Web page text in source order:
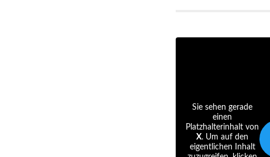
Sie sehen gerade
einen
Platzhalterinhalt von
X. Um auf den
eigentlichen Inhalt